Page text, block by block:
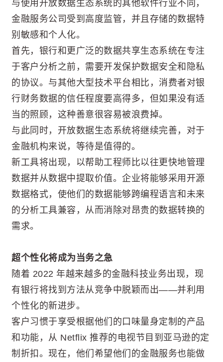
与使用开放数据生态系统的其他软件行业不同，
金融服务公司受到高度监管，并且存储的数据特
别敏感和个人化。
首先，银行和更广泛的数据共享生态系统在专注
于客户分析之前，需要开发保护数据安全和隐私
的协议。与其他大型技术平台相比，消费者对银
行财务数据的信任程度要高得多，但如果没有适
当的照顾，这种善意很容易被浪费掉。
与此同时，开放数据生态系统将继续完善，对于
金融机构来说，等待是值得的。
新工具将出现，以帮助工程师比以往更快地管理
数据并从数据中提取价值。企业将能够采用开源
数据格式，使他们的数据能够跨编程语言和未来
的分析工具兼容，从而消除对昂贵的数据转换的
需求。
超个性化将成为当务之急
随着 2022 年越来越多的金融科技业务出现，现
有银行将找到方法从竞争中脱颖而出——并利用
个性化的新进步。
客户习惯于享受根据他们的口味量身定制的产品
和功能，从 Netflix 推荐的电视节目到亚马逊的定
制折扣。现在，他们希望他们的金融服务也能做